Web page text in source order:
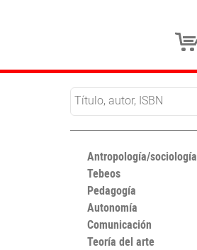
Antropología/sociología
Tebeos
Pedagogía
Autonomía
Comunicación
Teoría del arte